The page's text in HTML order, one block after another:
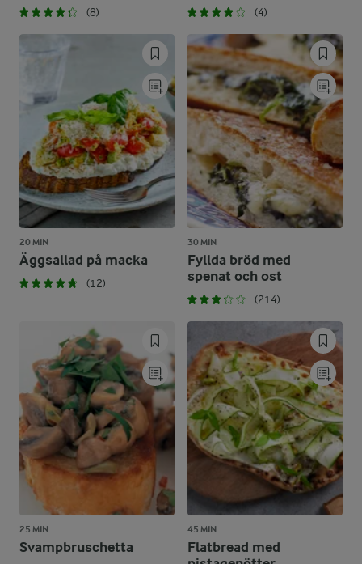
(8) (4)
20 MIN
Äggsallad på macka
(12)
30 MIN
Fyllda bröd med
spenat och ost
(214)
25 MIN
Svampbruschetta
45 MIN
Flatbread med